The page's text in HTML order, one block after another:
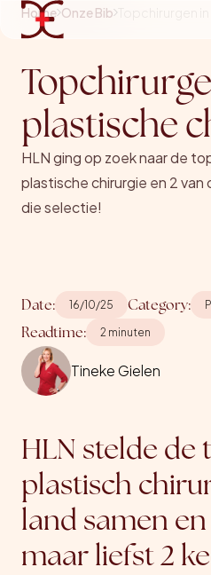
Home Onze Bib
plastische
HLN ging op zoek naar de
plastische chirurgie en 2
die selectie!
Date: 16/10/25 Category:
Readtime: 2 minuten
Tineke Gielen
HLN stelde de
plastisch
land samen
maar liefst 2